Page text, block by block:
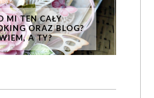
MI TEN CAŁY
ORAZ BLOG?
A TY?